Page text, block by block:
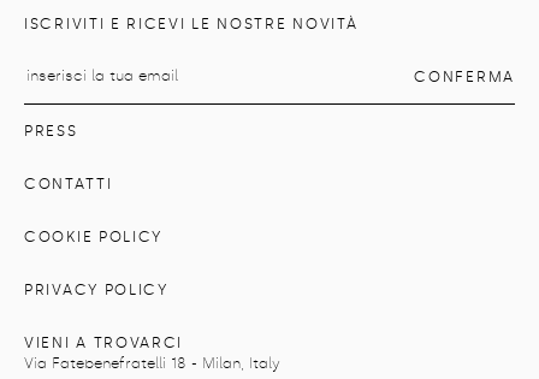
ISCRIVITI E RICEVI LE NOSTRE NOVITÀ
PRESS
CONTATTI
COOKIE POLICY
PRIVACY POLICY
VIENI A TROVARCI
Via Fatebenefratelli 18 - Milan, Italy